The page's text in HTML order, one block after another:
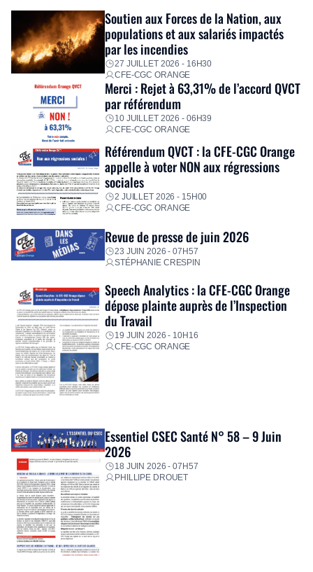
Fidèle à sa mission d’utilité sociale, le Groupe mobilise
immédiatement ses équipes afin de proposer un diagnostic
personnalisé, des aides financières pour faire face aux
premières dépenses, […]
Soutien aux Forces de la Nation, aux
populations et aux salariés impactés
par les incendies
27 JUILLET 2026 - 16H30
CFE-CGC ORANGE
Merci : Rejet à 63,31% de l’accord QVCT
par référendum
10 JUILLET 2026 - 06H39
CFE-CGC ORANGE
Référendum QVCT : la CFE-CGC Orange
appelle à voter NON aux régressions
sociales
2 JUILLET 2026 - 15H00
CFE-CGC ORANGE
Revue de presse de juin 2026
23 JUIN 2026 - 07H57
STÉPHANIE CRESPIN
Speech Analytics : la CFE-CGC Orange
dépose plainte auprès de l’Inspection
du Travail
19 JUIN 2026 - 10H16
CFE-CGC ORANGE
Essentiel CSEC Santé N° 58 – 9 Juin
2026
18 JUIN 2026 - 07H57
PHILLIPE DROUET